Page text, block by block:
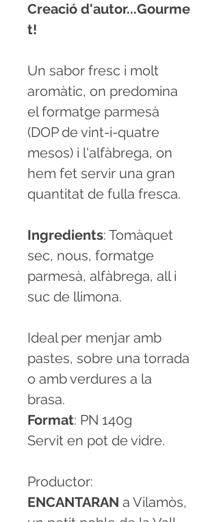
Creació d'autor...Gourme
t!
Un sabor fresc i molt
aromàtic, on predomina
el formatge parmesà
(DOP de vint-i-quatre
mesos) i l'alfàbrega, on
hem fet servir una gran
quantitat de fulla fresca.
Ingredients: Tomàquet
sec, nous, formatge
parmesà, alfàbrega, all i
suc de llimona.
Ideal per menjar amb
pastes, sobre una torrada
o amb verdures a la
brasa.
Format: PN 140g
Servit en pot de vidre.
Productor:
ENCANTARAN a Vilamòs,